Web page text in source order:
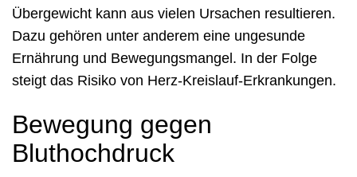
Übergewicht kann aus vielen Ursachen resultieren.
Dazu gehören unter anderem eine ungesunde
Ernährung und Bewegungsmangel. In der Folge
steigt das Risiko von Herz-Kreislauf-Erkrankungen.
Bewegung gegen
Bluthochdruck